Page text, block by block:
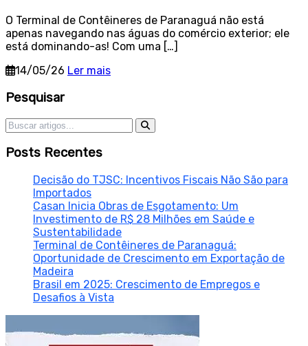
O Terminal de Contêineres de Paranaguá não está
apenas navegando nas águas do comércio exterior; ele
está dominando-as! Com uma […]
14/05/26 Ler mais
Sidebar
Pesquisar
Pesquisar por:
Posts Recentes
Decisão do TJSC: Incentivos Fiscais Não São para
Importados
Casan Inicia Obras de Esgotamento: Um
Investimento de R$ 28 Milhões em Saúde e
Sustentabilidade
Terminal de Contêineres de Paranaguá:
Oportunidade de Crescimento em Exportação de
Madeira
Brasil em 2025: Crescimento de Empregos e
Desafios à Vista